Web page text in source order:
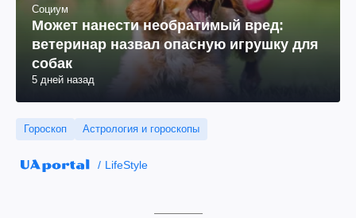
Социум
Может нанести необратимый вред:
ветеринар назвал опасную игрушку для
собак
5 дней назад
Гороскоп Астрология и гороскопы
LifeStyle